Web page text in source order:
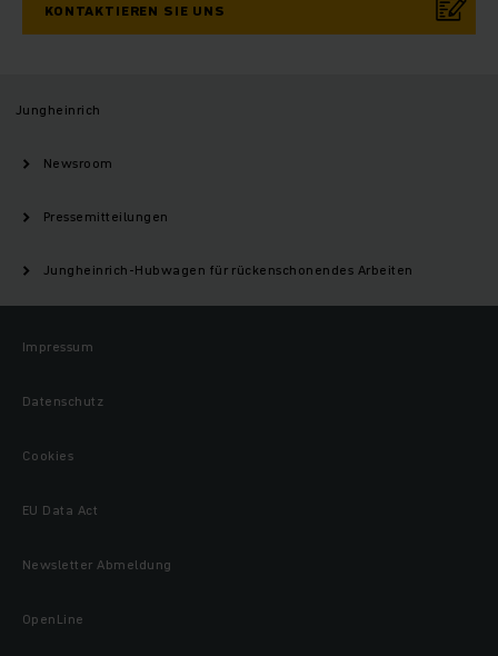
KONTAKTIEREN SIE UNS
Jungheinrich
Newsroom
Pressemitteilungen
Jungheinrich-Hubwagen für rückenschonendes Arbeiten
Impressum
Datenschutz
Cookies
EU Data Act
Newsletter Abmeldung
OpenLine